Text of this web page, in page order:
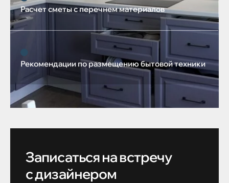
Расчет сметы с перечнем материалов
Рекомендации по размещению бытовой техники
Записаться на встречу
с дизайнером